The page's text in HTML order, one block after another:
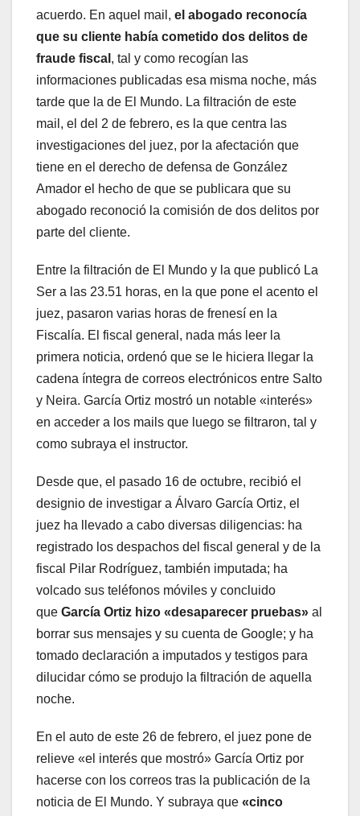
acuerdo. En aquel mail, el abogado reconocía
que su cliente había cometido dos delitos de
fraude fiscal , tal y como recogían las
informaciones publicadas esa misma noche, más
tarde que la de El Mundo. La filtración de este
mail, el del 2 de febrero, es la que centra las
investigaciones del juez, por la afectación que
tiene en el derecho de defensa de González
Amador el hecho de que se publicara que su
abogado reconoció la comisión de dos delitos por
parte del cliente.
Entre la filtración de El Mundo y la que publicó La
Ser a las 23.51 horas, en la que pone el acento el
juez, pasaron varias horas de frenesí en la
Fiscalía. El fiscal general, nada más leer la
primera noticia, ordenó que se le hiciera llegar la
cadena íntegra de correos electrónicos entre Salto
y Neira. García Ortiz mostró un notable «interés»
en acceder a los mails que luego se filtraron, tal y
como subraya el instructor.
Desde que, el pasado 16 de octubre, recibió el
designio de investigar a Álvaro García Ortiz, el
juez ha llevado a cabo diversas diligencias: ha
registrado los despachos del fiscal general y de la
fiscal Pilar Rodríguez, también imputada; ha
volcado sus teléfonos móviles y concluido
que García Ortiz hizo «desaparecer pruebas» al
borrar sus mensajes y su cuenta de Google; y ha
tomado declaración a imputados y testigos para
dilucidar cómo se produjo la filtración de aquella
noche.
En el auto de este 26 de febrero, el juez pone de
relieve «el interés que mostró» García Ortiz por
hacerse con los correos tras la publicación de la
noticia de El Mundo. Y subraya que «cinco